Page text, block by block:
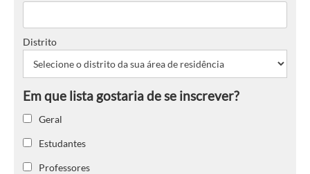
Distrito
Geral
Estudantes
Professores